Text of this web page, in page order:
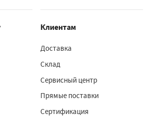
Клиентам
Доставка
Склад
Сервисный центр
Прямые поставки
Сертификация